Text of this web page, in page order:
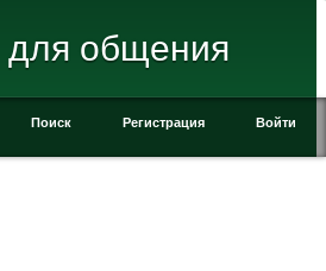
общения
Поиск Регистрация Войти